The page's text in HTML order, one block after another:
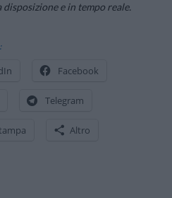
e in tempo reale.
Facebook
Telegram
Altro